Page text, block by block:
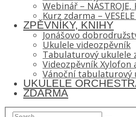
Webinář – NÁSTROJE,
Kurz zdarma –
ZPĚVNÍKY, KNIHY
Jonášovo
Ukulele videozpěvník
Tabulaturový ukulele
Videozpěvník Xylofon
Vánoční tabulaturový
UKULELE
ZDARMA